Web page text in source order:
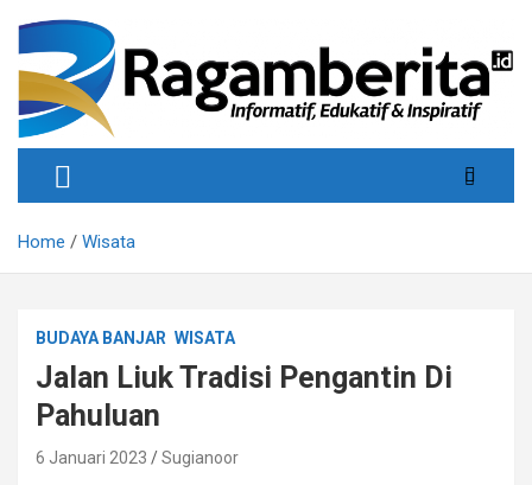
content
Ragamberita
Informatif, Edukatif & Inpiratif
Home Wisata
BUDAYA BANJAR WISATA
Jalan Liuk Tradisi Pengantin Di
Pahuluan
6 Januari 2023 Sugianoor